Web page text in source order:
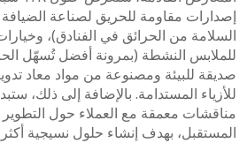
إصدارات مقاومة للحريق لصناعة الضيافة
السلامة من الحرائق في الفنادق)،
صديقة للبيئة ومصنوعة من مواد معاد
مناقشات معمقة مع العملاء حول
المستقبل، بهدف إنشاء حلول نسيجية